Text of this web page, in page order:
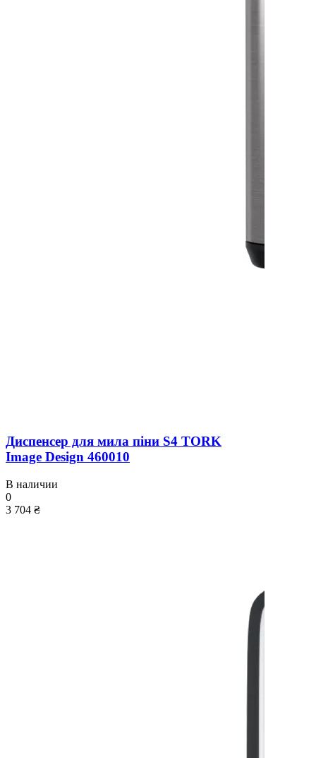
Диспенсер для мила піни S4 TORK
Image Design 460010
В наличии
0
3 704 ₴